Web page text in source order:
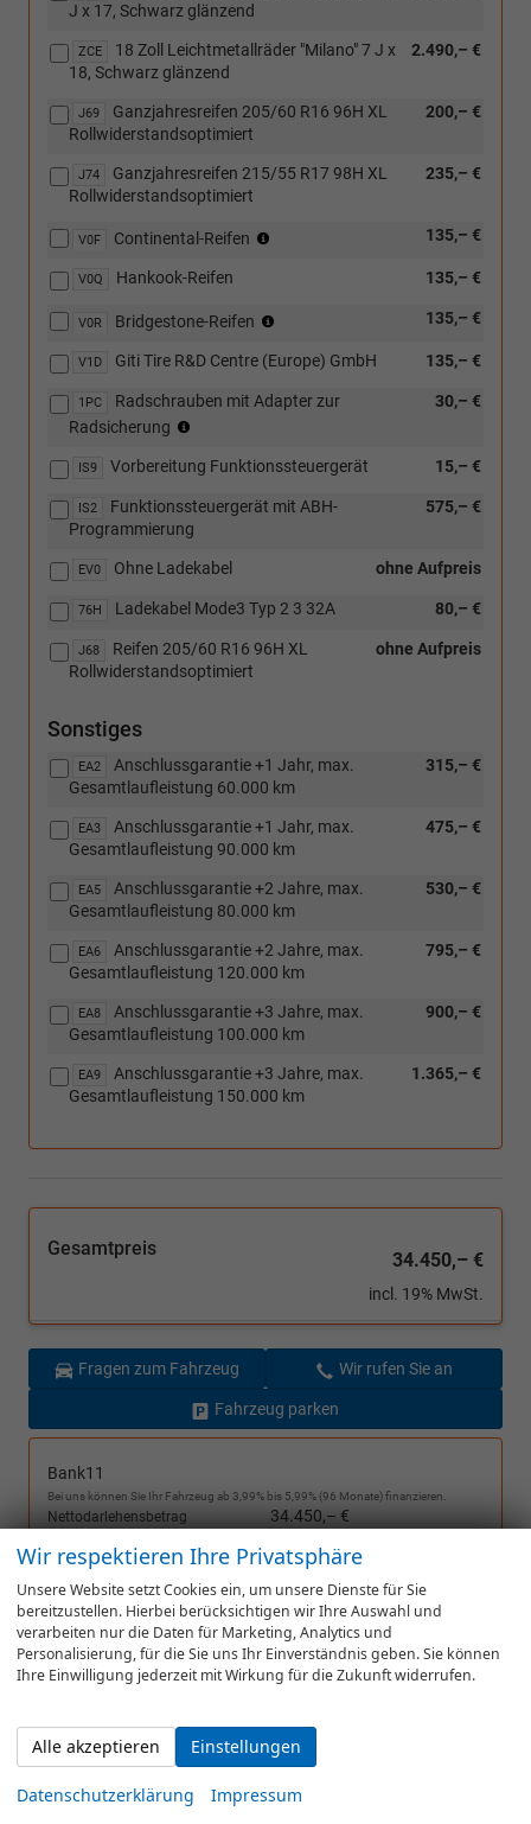
J x 17, Schwarz glänzend
ZCE 2.490,– €
18 Zoll Leichtmetallräder "Milano" 7 J x
18, Schwarz glänzend
J69 200,– €
Ganzjahresreifen 205/60 R16 96H XL
Rollwiderstandsoptimiert
J74 235,– €
Ganzjahresreifen 215/55 R17 98H XL
Rollwiderstandsoptimiert
V0F 135,– €
Continental-Reifen
[J69]
205/60
R16
96H
oder
Ganzjahresreifen
V0Q 135,– €
Hankook-Reifen
V0R 135,– €
Bridgestone-Reifen
Verbindung
[J69]
R16
96H
215/55
98H
V1D 135,– €
Giti Tire R&D Centre (Europe) GmbH
1PC 30,– €
Radschrauben mit Adapter zur
Radsicherung
Verbindung
Leichtmetallräder)
IS9 15,– €
Vorbereitung Funktionssteuergerät
IS2 575,– €
Funktionssteuergerät mit ABH-
Programmierung
EV0 ohne Aufpreis
Ohne Ladekabel
76H 80,– €
Ladekabel Mode3 Typ 2 3 32A
J68 ohne Aufpreis
Reifen 205/60 R16 96H XL
Rollwiderstandsoptimiert
Sonstiges
EA2 315,– €
Anschlussgarantie +1 Jahr, max.
Gesamtlaufleistung 60.000 km
EA3 475,– €
Anschlussgarantie +1 Jahr, max.
Gesamtlaufleistung 90.000 km
EA5 530,– €
Anschlussgarantie +2 Jahre, max.
Gesamtlaufleistung 80.000 km
EA6 795,– €
Anschlussgarantie +2 Jahre, max.
Gesamtlaufleistung 120.000 km
EA8 900,– €
Anschlussgarantie +3 Jahre, max.
Gesamtlaufleistung 100.000 km
EA9 1.365,– €
Anschlussgarantie +3 Jahre, max.
Gesamtlaufleistung 150.000 km
Gesamtpreis
34.450,– €
incl. 19% MwSt.
Fragen zum Fahrzeug Wir rufen Sie an
Fahrzeug parken
Bank11
Bei uns können Sie Ihr Fahrzeug ab 3,99% bis 5,99% (96 Monate) finanzieren.
Nettodarlehensbetrag 34.450,– €
Effektiver Jahreszins
Gebundener Sollzinssatz 5,831%
Anzahlung €
Schlussrate €
Anzahl der Monatsraten
Bei einem Nettodarlehensbetrag von 5.000,- EUR erhalten zwei Drittel der Kunden
einen effektiven Jahreszins von 5,99% oder günstiger (gebundener Sollzinssatz
5,831% p.a. inkl. eines Bearbeitungsentgelts).
unverbindliche Berechnung
Wir respektieren Ihre Privatsphäre
Unsere Website setzt Cookies ein, um unsere Dienste für Sie
bereitzustellen. Hierbei berücksichtigen wir Ihre Auswahl und
verarbeiten nur die Daten für Marketing, Analytics und
Personalisierung, für die Sie uns Ihr Einverständnis geben. Sie können
Ihre Einwilligung jederzeit mit Wirkung für die Zukunft widerrufen.
Alle akzeptieren Einstellungen
Datenschutzerklärung Impressum